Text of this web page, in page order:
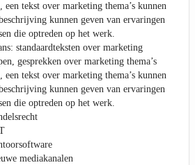
een tekst over marketing thema’s kunnen
kunnen geven van ervaringen
die optreden op het werk.
standaardteksten over marketing
gesprekken over marketing thema’s
een tekst over marketing thema’s kunnen
kunnen geven van ervaringen
die optreden op het werk.
mediakanalen